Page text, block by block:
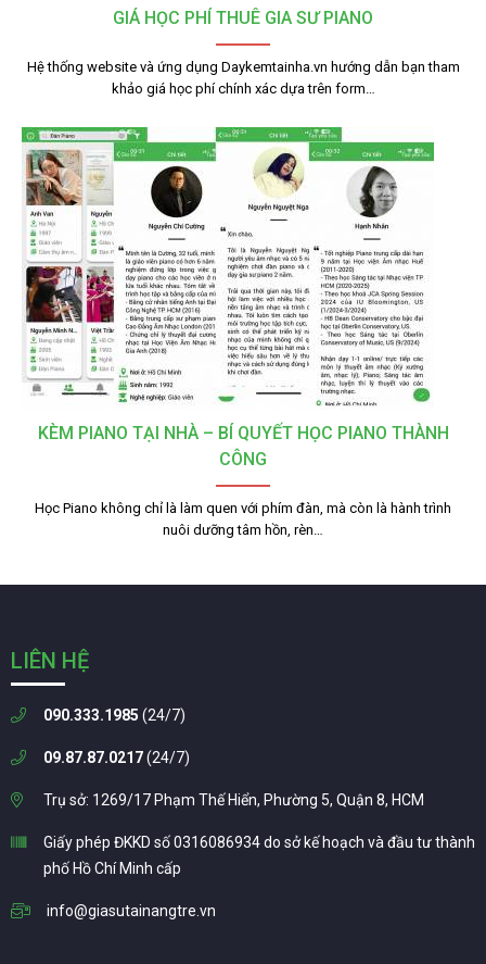
GIÁ HỌC PHÍ THUÊ GIA SƯ PIANO
Hệ thống website và ứng dụng Daykemtainha.vn hướng dẫn bạn tham
khảo giá học phí chính xác dựa trên form…
KÈM PIANO TẠI NHÀ – BÍ QUYẾT HỌC PIANO THÀNH
CÔNG
Học Piano không chỉ là làm quen với phím đàn, mà còn là hành trình
nuôi dưỡng tâm hồn, rèn…
LIÊN HỆ
090.333.1985 (24/7)
09.87.87.0217(24/7)
Trụ sở: 1269/17 Phạm Thế Hiển, Phường 5, Quận 8, HCM
Giấy phép ĐKKD số 0316086934 do sở kế hoạch và đầu tư thành
phố Hồ Chí Minh cấp
info@giasutainangtre.vn